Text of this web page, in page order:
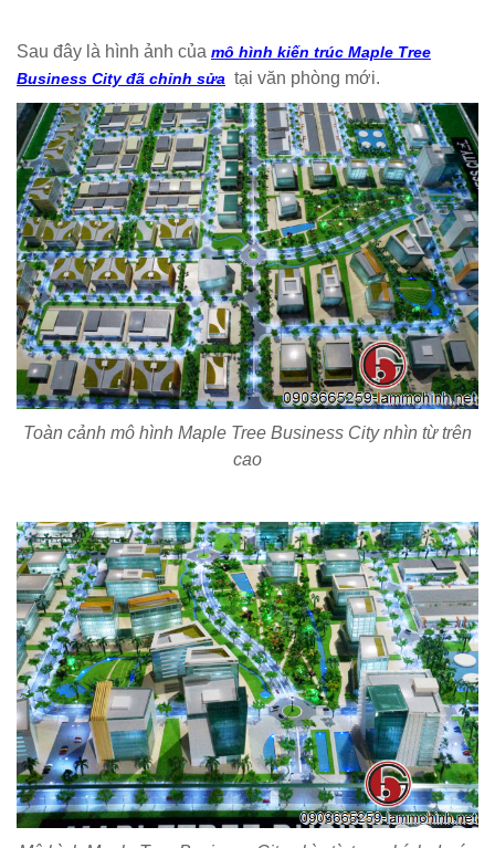
Sau đây là hình ảnh của mô hình kiến trúc Maple Tree
Business City đã chỉnh sửa tại văn phòng mới.
Toàn cảnh mô hình Maple Tree Business City nhìn từ trên
cao